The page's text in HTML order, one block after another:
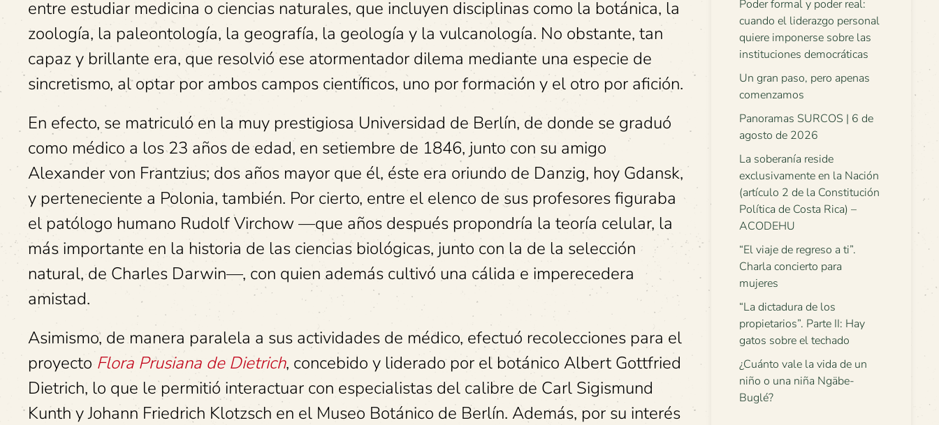
entre estudiar medicina o ciencias naturales, que incluyen disciplinas como la botánica, la
zoología, la paleontología, la geografía, la geología y la vulcanología. No obstante, tan
capaz y brillante era, que resolvió ese atormentador dilema mediante una especie de
sincretismo, al optar por ambos campos científicos, uno por formación y el otro por afición.
En efecto, se matriculó en la muy prestigiosa Universidad de Berlín, de donde se graduó
como médico a los 23 años de edad, en setiembre de 1846, junto con su amigo
Alexander von Frantzius; dos años mayor que él, éste era oriundo de Danzig, hoy Gdansk,
y perteneciente a Polonia, también. Por cierto, entre el elenco de sus profesores figuraba
el patólogo humano Rudolf Virchow —que años después propondría la teoría celular, la
más importante en la historia de las ciencias biológicas, junto con la de la selección
natural, de Charles Darwin—, con quien además cultivó una cálida e imperecedera
amistad.
Asimismo, de manera paralela a sus actividades de médico, efectuó recolecciones para el
proyecto Flora Prusiana de Dietrich, concebido y liderado por el botánico Albert Gottfried
Dietrich, lo que le permitió interactuar con especialistas del calibre de Carl Sigismund
Kunth y Johann Friedrich Klotzsch en el Museo Botánico de Berlín. Además, por su interés
Poder formal y poder real:
cuando el liderazgo personal
quiere imponerse sobre las
instituciones democráticas
Un gran paso, pero apenas
comenzamos
Panoramas SURCOS | 6 de
agosto de 2026
La soberanía reside
exclusivamente en la Nación
(artículo 2 de la Constitución
Política de Costa Rica) –
ACODEHU
“El viaje de regreso a ti”.
Charla concierto para
mujeres
“La dictadura de los
propietarios”. Parte II: Hay
gatos sobre el techado
¿Cuánto vale la vida de un
niño o una niña Ngäbe-
Buglé?